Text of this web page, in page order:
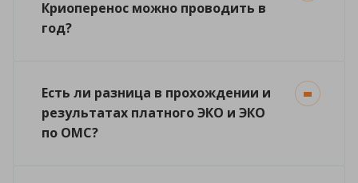
Криоперенос можно проводить в
год?
Есть ли разница в прохождении и
результатах платного ЭКО и ЭКО
по ОМС?